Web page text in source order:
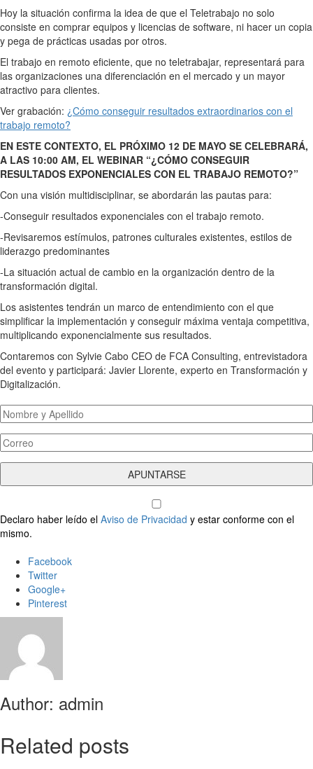
Hoy la situación confirma la idea de que el Teletrabajo no solo
consiste en comprar equipos y licencias de software, ni hacer un copia
y pega de prácticas usadas por otros.
El trabajo en remoto eficiente, que no teletrabajar, representará para
las organizaciones una diferenciación en el mercado y un mayor
atractivo para clientes.
Ver grabación: ¿Cómo conseguir resultados extraordinarios con el
trabajo remoto?
EN ESTE CONTEXTO, EL PRÓXIMO 12 DE MAYO SE CELEBRARÁ,
A LAS 10:00 AM, EL WEBINAR “¿CÓMO CONSEGUIR
RESULTADOS EXPONENCIALES CON EL TRABAJO REMOTO?”
Con una visión multidisciplinar, se abordarán las pautas para:
-Conseguir resultados exponenciales con el trabajo remoto.
-Revisaremos estímulos, patrones culturales existentes, estilos de
liderazgo predominantes
-La situación actual de cambio en la organización dentro de la
transformación digital.
Los asistentes tendrán un marco de entendimiento con el que
simplificar la implementación y conseguir máxima ventaja competitiva,
multiplicando exponencialmente sus resultados.
Contaremos con Sylvie Cabo CEO de FCA Consulting, entrevistadora
del evento y participará: Javier Llorente, experto en Transformación y
Digitalización.
Declaro haber leído el Aviso de Privacidad y estar conforme con el
mismo.
Facebook
Twitter
Google+
Pinterest
Author: admin
Related posts